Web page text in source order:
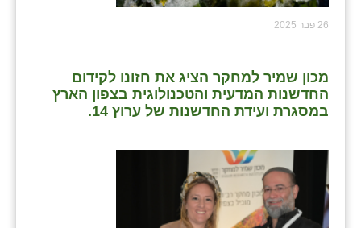
26 פבר 2025
מכון שמיר למחקר הציג את חזונו לקידום
החדשנות המדעית והטכנולוגית בצפון הארץ
במסגרת ועידת החדשנות של ערוץ 14.